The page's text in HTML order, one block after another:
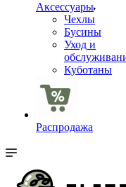
Аксессуары
Чехлы
Бусины
Уход и
Куботаны
Распродажа